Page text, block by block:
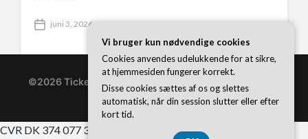
P
s
d
juni 3, 2026
©2026 Ticketonline.se
WordPress Themes
CVR DK 374 077 39
Vi bruger kun nødvendige cookies
Cookies anvendes udelukkende for at sikre,
at hjemmesiden fungerer korrekt.
Disse cookies sættes af os og slettes
automatisk, når din session slutter eller efter
kort tid.